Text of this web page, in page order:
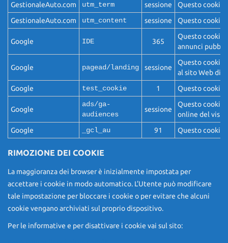
GestionaleAuto.com
utm_term sessione
Questo cookie
GestionaleAuto.com
utm_content sessione Questo cookie
Google IDE 365
Questo cookie
annunci
Google pagead/landing sessione
Questo cookie
al sito Web di
Google
test_cookie 1 Questo cookie
Google
ads/ga-
audiences
sessione
Questo cookie
online del
Google
_gcl_au 91 Questo cookie
RIMOZIONE DEI COOKIE
La maggioranza dei browser è inizialmente impostata per
accettare i cookie in modo automatico. L’Utente può modificare
tale impostazione per bloccare i cookie o per evitare che alcuni
cookie vengano archiviati sul proprio dispositivo.
Per le informative e per disattivare i cookie vai sul sito: